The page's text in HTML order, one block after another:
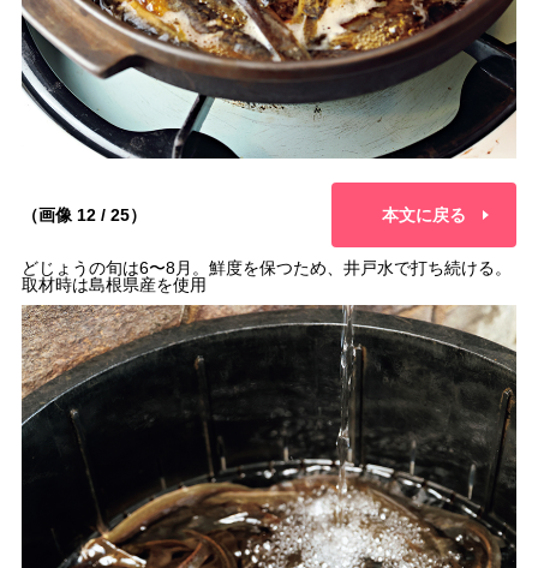
（画像 12 / 25） 本文に戻る
どじょうの旬は6〜8月。鮮度を保つため、井戸水で打ち続ける。
取材時は島根県産を使用